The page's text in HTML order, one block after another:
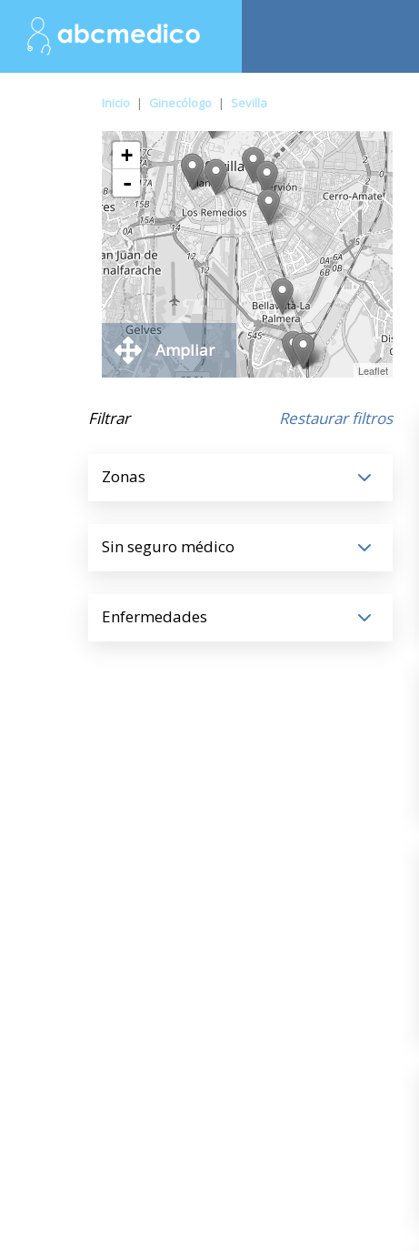
Inicio | Ginecólogo | Sevilla
+
-
Leaflet
Ampliar
Filtrar Restaurar filtros
Zonas
Sin seguro médico
Enfermedades